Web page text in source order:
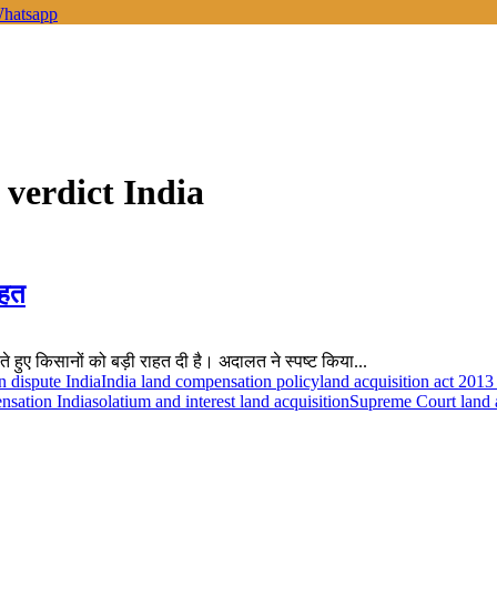
verdict India
हुए किसानों को बड़ी राहत दी है। अदालत ने स्पष्ट किया...
dispute IndiaIndia land compensation policyland acquisition act
Indiasolatium and interest land acquisitionSupreme Court